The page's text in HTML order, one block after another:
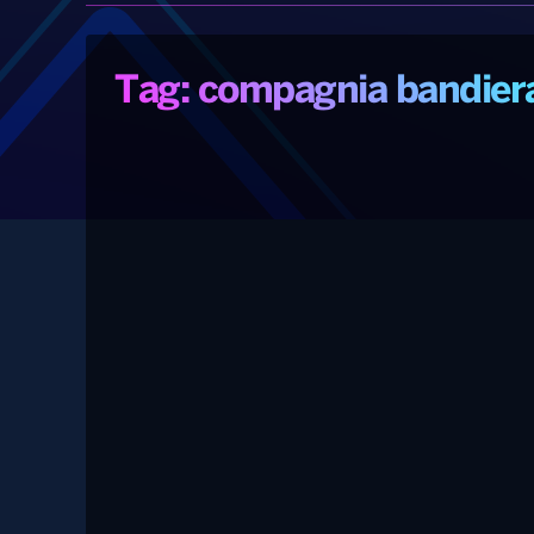
Tag: compagnia